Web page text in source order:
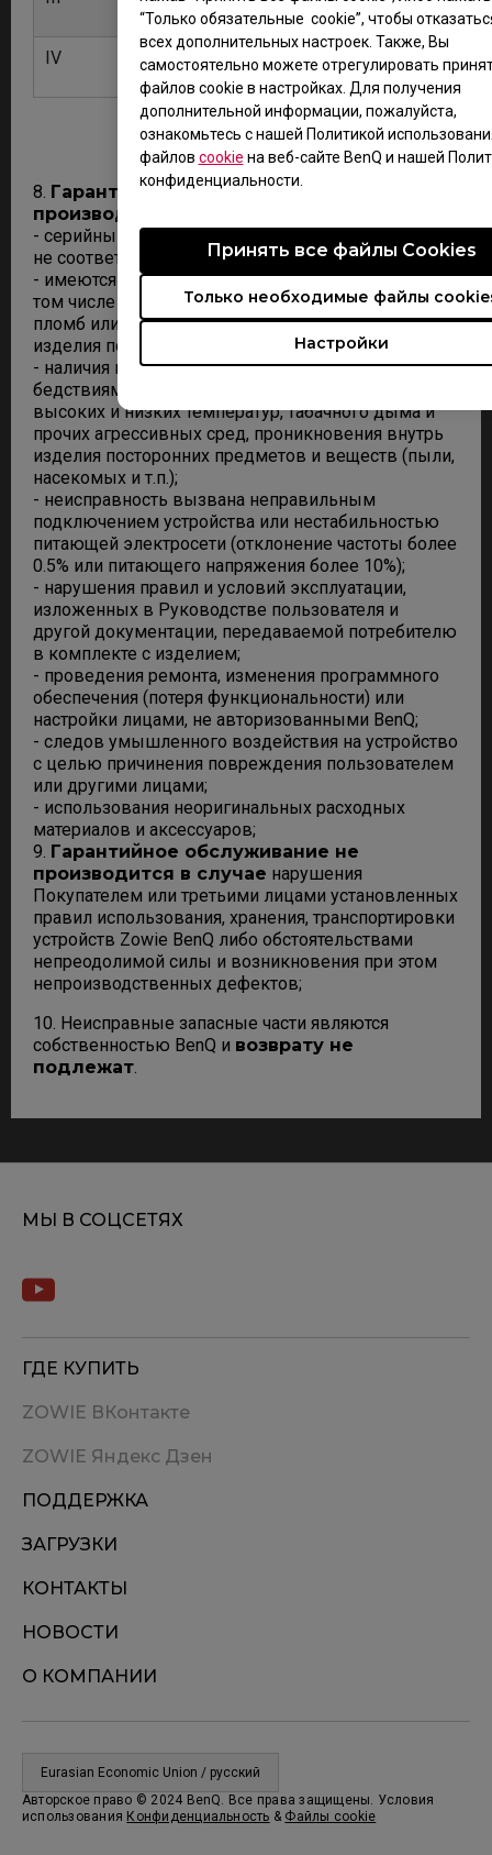
“Только обязательные cookie”, чтобы
всех дополнительных настроек. Также, Вы
самостоятельно можете отрегулировать
файлов cookie в настройках. Для получения
дополнительной информации, пожалуйста,
ознакомьтесь с нашей Политикой
файлов cookie на веб-сайте BenQ и нашей
конфиденциальности.
Настройки
Только необходимые файлы
Принять все файлы Сookies
IV 50 150
8. Гарантийное обслуживание не
производится в случае:
- серийный номер изделия не читаем, изменен или
не соответствует указанному в гарантийной карте;
- имеются механические повреждения корпуса (в
том числе царапин на поверхности ЖК матрицы),
пломб или наклеек возникших после передачи
изделия потребителю;
- наличия повреждений, вызванных стихийными
бедствиями или воздействием жидкостей,
высоких и низких температур, табачного дыма и
прочих агрессивных сред, проникновения внутрь
изделия посторонних предметов и веществ (пыли,
насекомых и т.п.);
- неисправность вызвана неправильным
подключением устройства или нестабильностью
питающей электросети (отклонение частоты более
0.5% или питающего напряжения более 10%);
- нарушения правил и условий эксплуатации,
изложенных в Руководстве пользователя и
другой документации, передаваемой потребителю
в комплекте с изделием;
- проведения ремонта, изменения программного
обеспечения (потеря функциональности) или
настройки лицами, не авторизованными BenQ;
- следов умышленного воздействия на устройство
с целью причинения повреждения пользователем
или другими лицами;
- использования неоригинальных расходных
материалов и аксессуаров;
9. Гарантийное обслуживание не
производится в случае нарушения
Покупателем или третьими лицами установленных
правил использования, хранения, транспортировки
устройств Zowie BenQ либо обстоятельствами
непреодолимой силы и возникновения при этом
непроизводственных дефектов;
10. Неисправные запасные части являются
собственностью BenQ и возврату не
подлежат
МЫ В СОЦСЕТЯХ
ГДЕ КУПИТЬ
ZOWIE ВКонтакте
ZOWIE Яндекс Дзен
ПОДДЕРЖКА
ЗАГРУЗКИ
КОНТАКТЫ
НОВОСТИ
О КОМПАНИИ
Eurasian Economic Union / русский
Авторское право © 2024 BenQ. Все права защищены. Условия
использования Конфиденциальность & Файлы cookie